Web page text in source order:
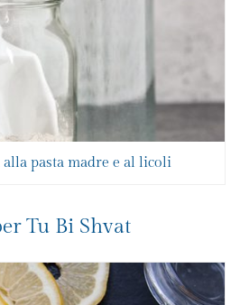
pasta madre e al licoli
Tu Bi Shvat